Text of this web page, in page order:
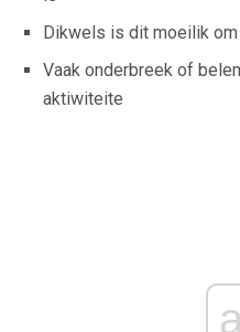
Dikwels is dit moeilik
Vaak onderbreek of
aktiwiteite